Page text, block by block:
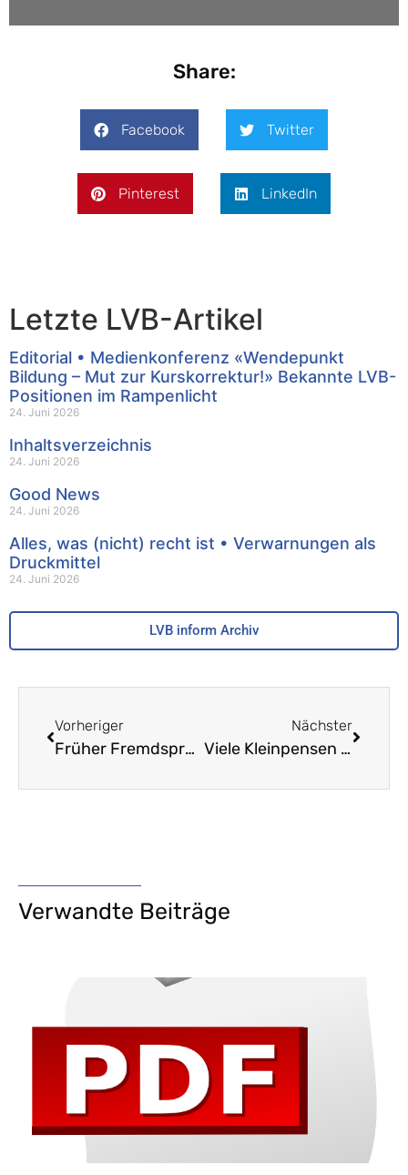
Share:
Facebook Twitter
Pinterest LinkedIn
Letzte LVB-Artikel
Editorial • Medienkonferenz «Wendepunkt
Bildung – Mut zur Kurskorrektur!» Bekannte LVB-
Positionen im Rampenlicht
24. Juni 2026
Inhaltsverzeichnis
24. Juni 2026
Good News
24. Juni 2026
Alles, was (nicht) recht ist • Verwarnungen als
Druckmittel
24. Juni 2026
LVB inform Archiv
Vorheriger
Früher Fremdsprachenunterricht • Wissenschaftliche Erkenntnisse zum Thema
Nächster
Viele Kleinpensen als Folge des Lehrpersonenmangels: Verlierer auf allen Seiten
Verwandte Beiträge